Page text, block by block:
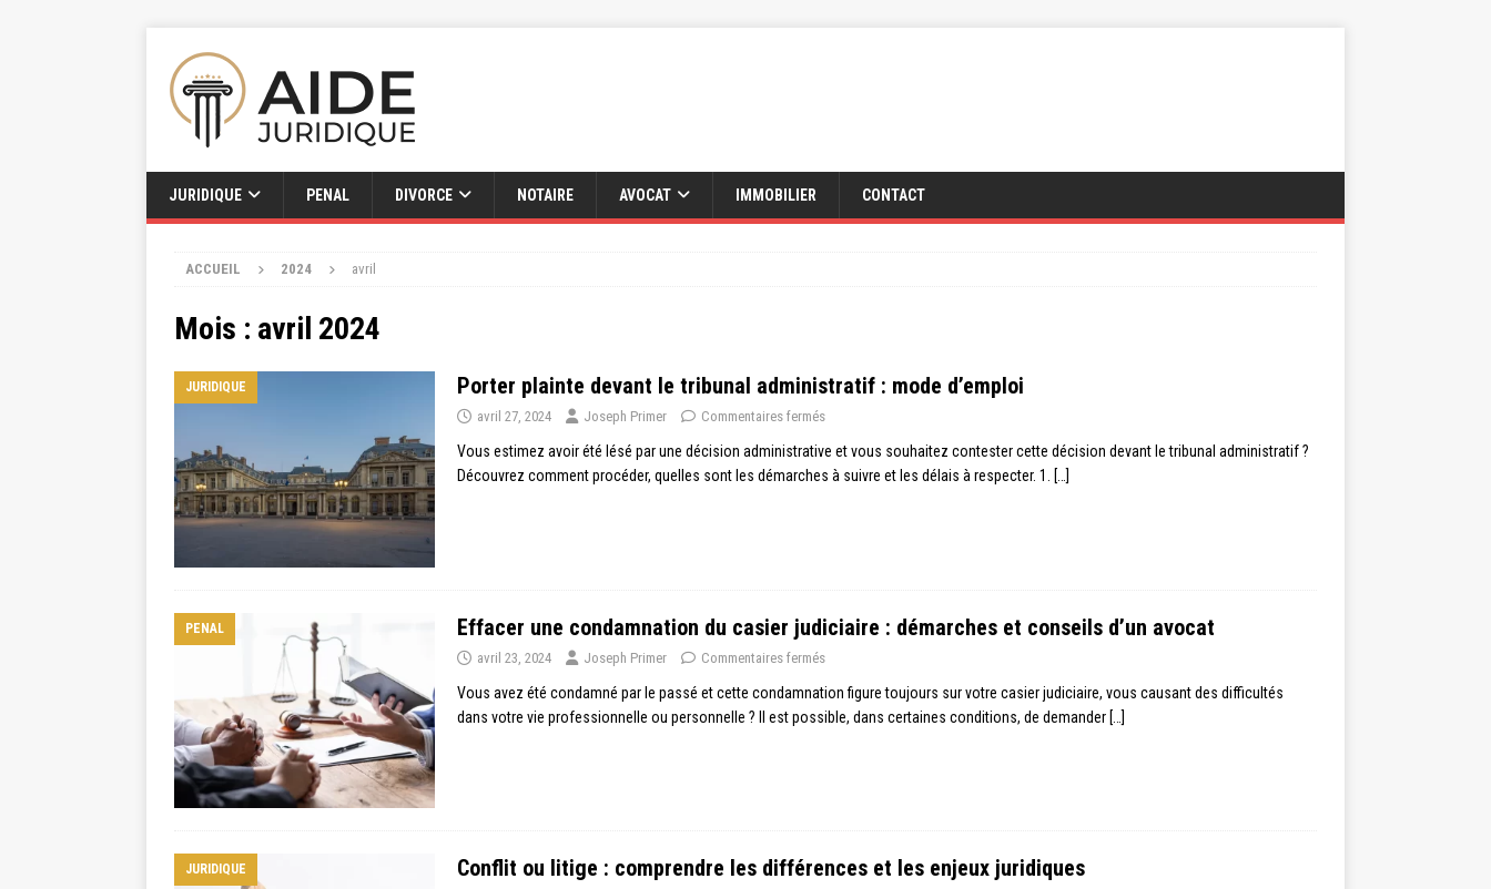
JURIDIQUE PENAL DIVORCE NOTAIRE AVOCAT IMMOBILIER CONTACT
ACCUEIL 2024 avril
Mois : avril 2024
JURIDIQUE Porter plainte devant le tribunal administratif : mode d’emploi
avril 27, 2024 Joseph Primer Commentaires fermés
Vous estimez avoir été lésé par une décision administrative et vous souhaitez contester cette décision devant le tribunal administratif ?
Découvrez comment procéder, quelles sont les démarches à suivre et les délais à respecter. 1.
[…]
PENAL Effacer une condamnation du casier judiciaire : démarches et conseils d’un avocat
avril 23, 2024 Joseph Primer Commentaires fermés
Vous avez été condamné par le passé et cette condamnation figure toujours sur votre casier judiciaire, vous causant des difficultés
dans votre vie professionnelle ou personnelle ? Il est possible, dans certaines conditions, de demander […]
JURIDIQUE Conflit ou litige : comprendre les différences et les enjeux juridiques